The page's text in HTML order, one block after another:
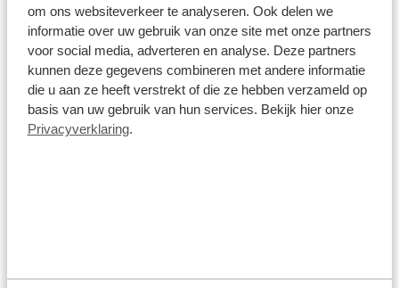
om ons websiteverkeer te analyseren. Ook delen we
informatie over uw gebruik van onze site met onze partners
voor social media, adverteren en analyse. Deze partners
kunnen deze gegevens combineren met andere informatie
die u aan ze heeft verstrekt of die ze hebben verzameld op
basis van uw gebruik van hun services. Bekijk hier onze
Privacyverklaring.
Tarieven milieustraat Pekela
Op de milieustraat betaal je altijd het tarief dat geldt in je
eigen gemeente. Deze vind je op de tarievenpagina van jouw
gemeente.
naar aparte verwerkers. Zo wordt een kapotte tuinstoel weer